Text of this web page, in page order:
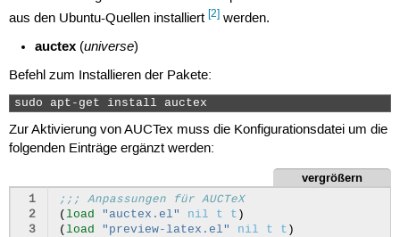
aus den Ubuntu-Quellen installiert [2]werden.
auctex (universe)
Befehl zum Installieren der Pakete:
sudo apt-get install auctex
Zur Aktivierung von AUCTex muss die Konfigurationsdatei um die
folgenden Einträge ergänzt werden:
vergrößern
1
2
3
;;; Anpassungen für AUCTeX
(load "auctex.el" nil t t )
(load "preview-latex.el" nil t t )